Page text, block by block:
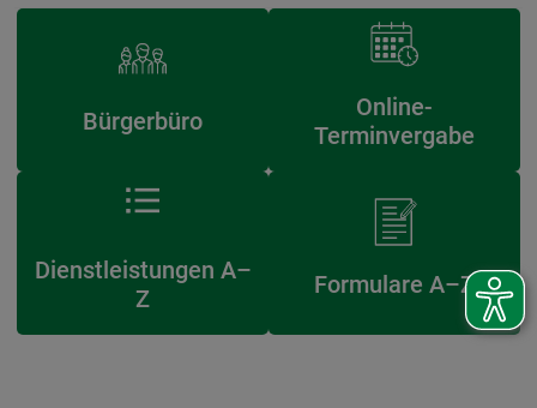
Bürgerbüro
Online-
Terminvergabe
Dienstleistungen A–
Z
Formulare A–Z